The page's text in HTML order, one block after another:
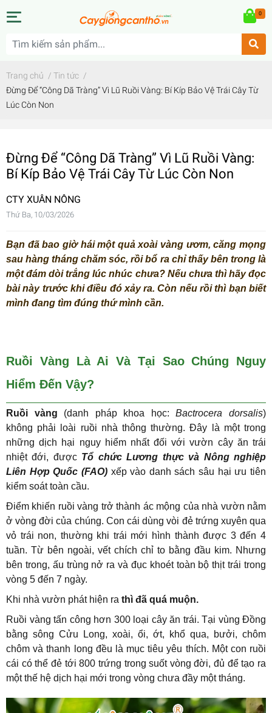
0
Trang chủ / Tin tức /
Đừng Để “Công Dã Tràng” Vì Lũ Ruồi Vàng: Bí Kíp Bảo Vệ Trái Cây Từ
Lúc Còn Non
Đừng Để “Công Dã Tràng” Vì Lũ Ruồi Vàng:
Bí Kíp Bảo Vệ Trái Cây Từ Lúc Còn Non
CTY XUÂN NÔNG
Thứ Ba, 10/03/2026
Bạn đã bao giờ hái một quả xoài vàng ươm, căng mọng
sau hàng tháng chăm sóc, rồi bổ ra chỉ thấy bên trong là
một đám dòi trắng lúc nhúc chưa? Nếu chưa thì hãy đọc
bài này trước khi điều đó xảy ra. Còn nếu rồi thì bạn biết
mình đang tìm đúng thứ mình cần.
Ruồi Vàng Là Ai Và Tại Sao Chúng Nguy
Hiểm Đến Vậy?
Ruồi vàng (danh pháp khoa học:Bactrocera dorsalis)
không phải loài ruồi nhà thông thường. Đây là một trong
những dịch hại nguy hiểm nhất đối với vườn cây ăn trái
nhiệt đới, được Tổ chức Lương thực và Nông nghiệp
Liên Hợp Quốc (FAO)xếp vào danh sách sâu hại ưu tiên
kiểm soát toàn cầu.
Điểm khiến ruồi vàng trở thành ác mộng của nhà vườn nằm
ở vòng đời của chúng. Con cái dùng vòi đẻ trứng xuyên qua
vỏ trái non, thường khi trái mới hình thành được 3 đến 4
tuần. Từ bên ngoài, vết chích chỉ to bằng đầu kim. Nhưng
bên trong, ấu trùng nở ra và đục khoét toàn bộ thịt trái trong
vòng 5 đến 7 ngày.
Khi nhà vườn phát hiện ra thì đã quá muộn.
Ruồi vàng tấn công hơn 300 loại cây ăn trái. Tại vùng Đồng
bằng sông Cửu Long, xoài, ổi, ớt, khổ qua, bưởi, chôm
chôm và thanh long đều là mục tiêu yêu thích. Một con ruồi
cái có thể đẻ tới 800 trứng trong suốt vòng đời, đủ để tạo ra
một thế hệ dịch hại mới trong vòng chưa đầy một tháng.